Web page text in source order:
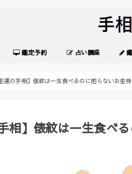
鑑定予約 占い講座
金運の手相】俵紋は一生食べるのに困らないお金
相】俵紋は一生食べ